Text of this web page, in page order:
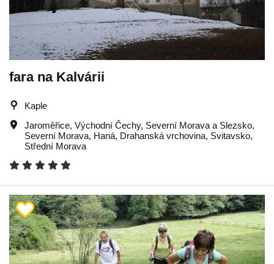
fara na Kalvárii
Kaple
Jaroměřice, Východní Čechy, Severní Morava a Slezsko,
Severní Morava, Haná, Drahanská vrchovina, Svitavsko,
Střední Morava